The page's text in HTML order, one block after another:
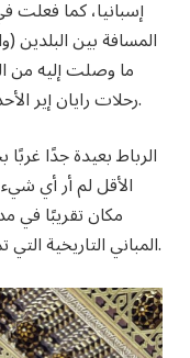
إسبانيا، كما
ما وصلت إليه من
رحلات رايان إير الأحدث من دبلن إلى الرباط، عاصمة المغرب.
الرباط بعيدة جدًا
الأقل لم أر أي
مكان تقريبًا في
المباني التاريخية التي تمثل تغير المدينة وتقدمها على مر القرون.